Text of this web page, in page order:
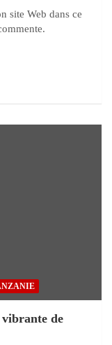
site Web dans ce
de